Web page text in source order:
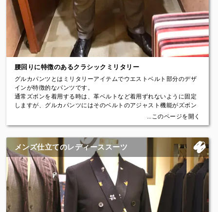
飾りにブレードを付けることで全体の印象が引き締まります。
ノーカラージャケットだけでなく、テーラードカラーのジャケット
でもお選び頂けます。
オーダーが初めての方でも弊店スタッフがデザインや仕立てなど提
案致しますので、どうぞお気軽にご相談ください。
Price：￥209,000（税込）～
腰回りに特徴のあるクラシックミリタリー
グルカパンツとはミリタリーアイテムでウエストベルト部分のデザ
インが特徴的なパンツです。
通常ズボンを着用する時は、革ベルトなど着用ずれないように固定
しますが、グルカパンツにはそのベルトのアジャスト機能がズボン
のウエスト部分のパーツに組み込まれていて、ベルト一体型のその
グルカパンツは元は山岳民族出身のネパールのグルカ兵が着用した
といわれる丈が長いミリタリーパンツ（軍服）がそのルーツで、原
型のデザインは、股上が深く前身頃に2本タックが入り全体的にゆっ
たりとしています。
ベルト機能が一体化しているのは戦地でズボンとベルトがバラバラ
にならないための合理的な発想から生まれたのではないかと考えら
リゾートウエアでリラックス感な着こなしをする際には、サファリ
...このページを開く
メンズ仕立てのレディーススーツ